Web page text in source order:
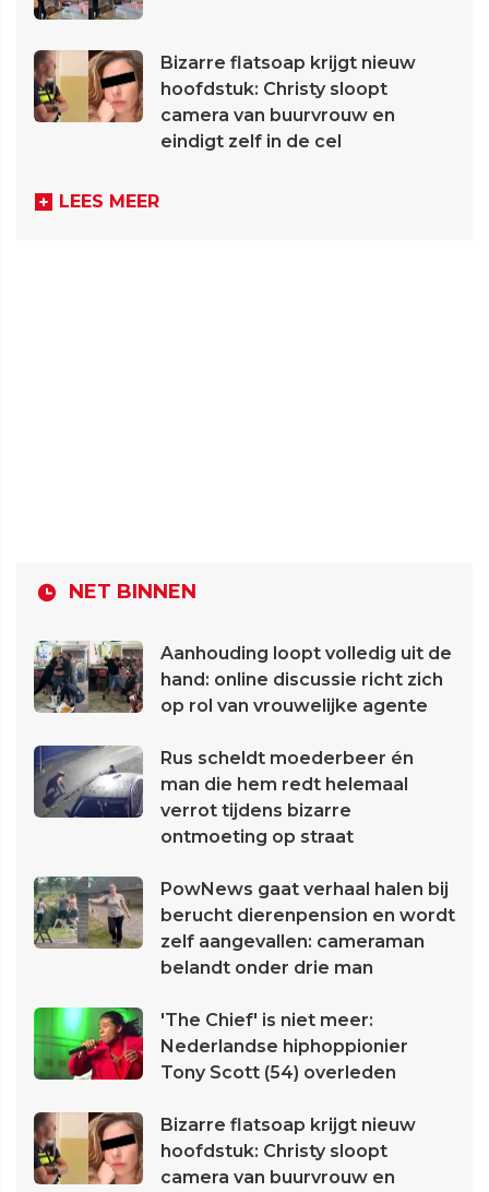
Bizarre flatsoap krijgt nieuw
hoofdstuk: Christy sloopt
camera van buurvrouw en
eindigt zelf in de cel
LEES MEER
NET BINNEN
Aanhouding loopt volledig uit de
hand: online discussie richt zich
op rol van vrouwelijke agente
Rus scheldt moederbeer én
man die hem redt helemaal
verrot tijdens bizarre
ontmoeting op straat
PowNews gaat verhaal halen bij
berucht dierenpension en wordt
zelf aangevallen: cameraman
belandt onder drie man
'The Chief' is niet meer:
Nederlandse hiphoppionier
Tony Scott (54) overleden
Bizarre flatsoap krijgt nieuw
hoofdstuk: Christy sloopt
camera van buurvrouw en